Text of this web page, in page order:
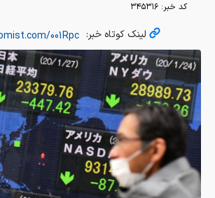
کد خبر: ۳۴۵۳۱۶
لینک کوتاه خبر: